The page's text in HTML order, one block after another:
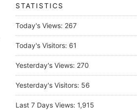
STATISTICS
Today's Views: 267
Today's Visitors: 61
Yesterday's Views: 270
Yesterday's Visitors: 56
Last 7 Days Views: 1,915